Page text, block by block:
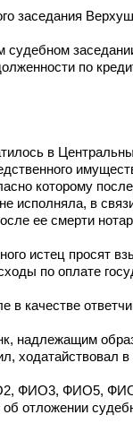
заседания
судебном
по
в
которому
исполняла, в
ее смерти
истец просят
по оплате
в качестве
надлежащим
ходатайствовал
ФИО3, ФИО5, ФИО6,
отложении